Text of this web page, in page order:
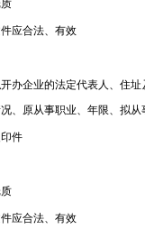
合法、有效
企业的法定代表人、住址
、原从事职业、年限、拟从
件
合法、有效